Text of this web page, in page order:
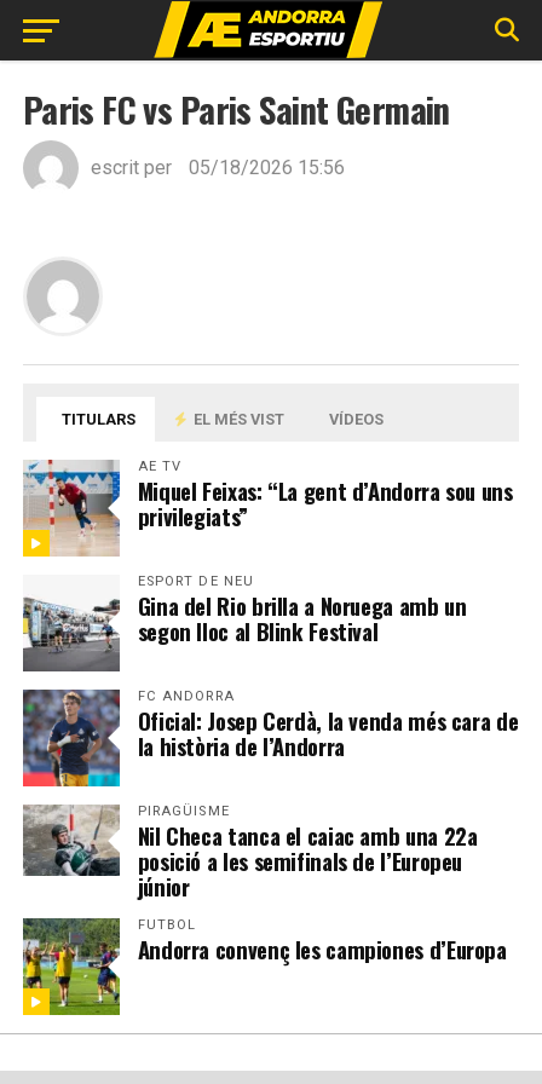
Paris FC vs Paris Saint Germain
escrit per 05/18/2026 15:56
TITULARS EL MÉS VIST VÍDEOS
AE TV
Miquel Feixas: “La gent d’Andorra sou uns
privilegiats”
ESPORT DE NEU
Gina del Rio brilla a Noruega amb un
segon lloc al Blink Festival
FC ANDORRA
Oficial: Josep Cerdà, la venda més cara de
la història de l’Andorra
PIRAGÜISME
Nil Checa tanca el caiac amb una 22a
posició a les semifinals de l’Europeu
júnior
FUTBOL
Andorra convenç les campiones d’Europa